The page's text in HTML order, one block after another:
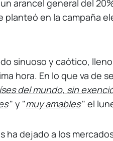
arancel general del
planteó en la campaña
sinuoso y caótico,
hora. En lo que va de
del mundo, sin
" y "muy amables" el
ha dejado a los